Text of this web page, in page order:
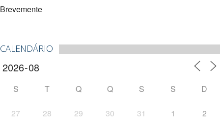
Brevemente
CALENDÁRIO
S T Q Q S S D
27 28 29 30 31 1 2